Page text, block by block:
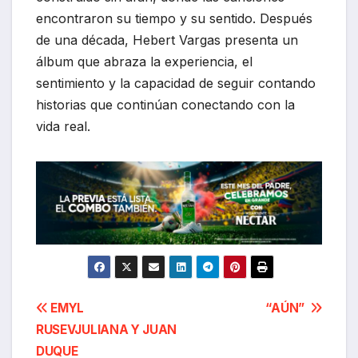
encontraron su tiempo y su sentido. Después
de una década, Hebert Vargas presenta un
álbum que abraza la experiencia, el
sentimiento y la capacidad de seguir contando
historias que continúan conectando con la
vida real.
Navegación
de
“AÚN”
EMYL
RUSEVJULIANA Y JUAN
DUQUE